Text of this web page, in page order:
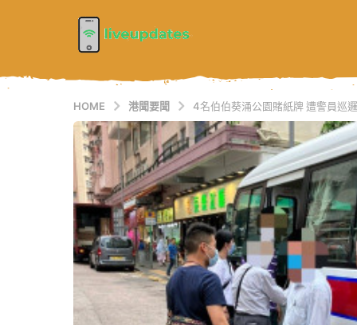
HOME 港聞要聞 4名伯伯葵涌公園賭紙牌 遭警員巡